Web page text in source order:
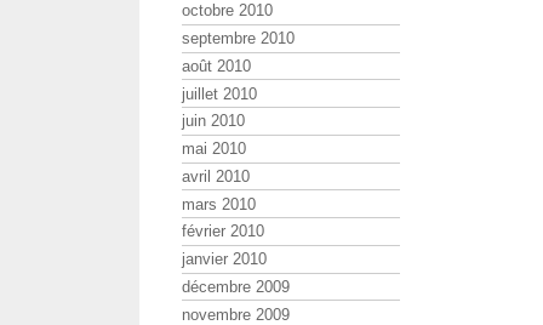
octobre 2010
septembre 2010
août 2010
juillet 2010
juin 2010
mai 2010
avril 2010
mars 2010
février 2010
janvier 2010
décembre 2009
novembre 2009